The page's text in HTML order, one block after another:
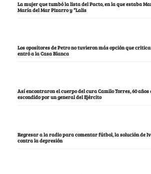
La mujer que tumbó la lista del Pacto, en la que estaba
María del Mar Pizarro y “Lalis
Los opositores de Petro no tuvieron más opción que
entró a la Casa Blanca
Así encontraron el cuerpo del cura Camilo Torres, 60 años
escondido por un general del Ejército
Regresar a la radio para comentar fútbol, la solución de
contra la depresión